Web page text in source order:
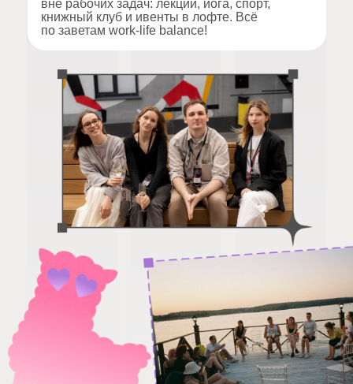
Смотреть вакансии
хочу работать
с Виноу
кто
вы?
подрядчик